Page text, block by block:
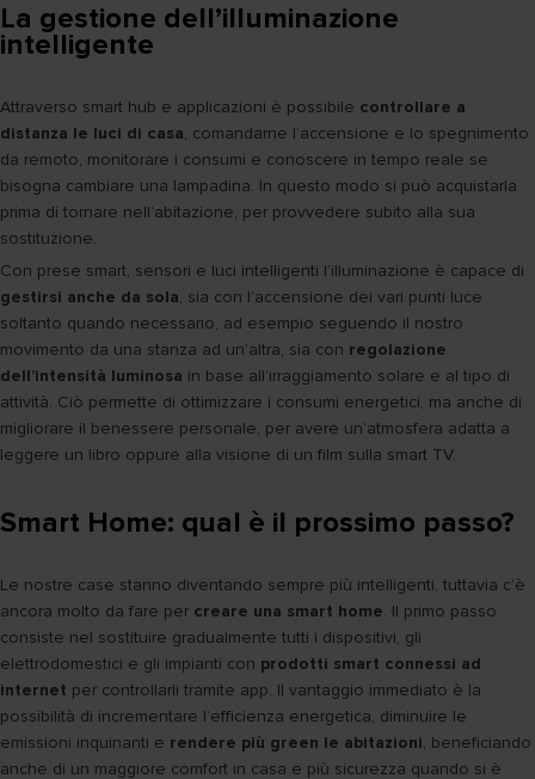
La gestione dell’illuminazione
intelligente
Attraverso smart hub e applicazioni è possibile controllare a
distanza le luci di casa, comandarne l’accensione e lo spegnimento
da remoto, monitorare i consumi e conoscere in tempo reale se
bisogna cambiare una lampadina. In questo modo si può acquistarla
prima di tornare nell’abitazione, per provvedere subito alla sua
sostituzione.
Con prese smart, sensori e luci intelligenti l’illuminazione è capace di
gestirsi anche da sola, sia con l’accensione dei vari punti luce
soltanto quando necessario, ad esempio seguendo il nostro
movimento da una stanza ad un’altra, sia con regolazione
dell’intensità luminosa in base all’irraggiamento solare e al tipo di
attività. Ciò permette di ottimizzare i consumi energetici, ma anche di
migliorare il benessere personale, per avere un’atmosfera adatta a
leggere un libro oppure alla visione di un film sulla smart TV.
Smart Home: qual è il prossimo passo?
Le nostre case stanno diventando sempre più intelligenti, tuttavia c’è
ancora molto da fare per creare una smart home. Il primo passo
consiste nel sostituire gradualmente tutti i dispositivi, gli
elettrodomestici e gli impianti con prodotti smart connessi ad
internet per controllarli tramite app. Il vantaggio immediato è la
possibilità di incrementare l’efficienza energetica, diminuire le
emissioni inquinanti e rendere più green le abitazioni, beneficiando
anche di un maggiore comfort in casa e più sicurezza quando si è